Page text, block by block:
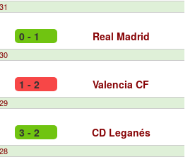
0 - 1 Real Madrid
1 - 2 Valencia CF
3 - 2 CD Leganés